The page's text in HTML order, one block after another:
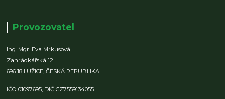
Provozovatel
Ing. Mgr. Eva Mrkusová
Zahrádkářská 12
696 18 LUŽICE,ČESKÁ REPUBLIKA
IČO 01097695, DIČ CZ7559134055